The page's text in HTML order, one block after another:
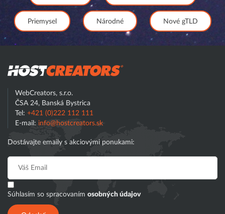
Priemysel Národné Nové gTLD
WebCreators, s.r.o.
ČSA 24, Banská Bystrica
Tel: +421 (0)222 112 111
E-mail: info@hostcreators.sk
Dostávajte emaily s akciovými ponukami:
Súhlasím so spracovaním osobných údajov